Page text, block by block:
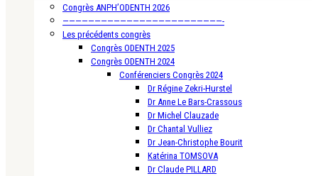
Congrès ANPH’ODENTH 2026
—————————————————————————-
Les précédents congrès
Congrès ODENTH 2025
Congrès ODENTH 2024
Conférenciers Congrès 2024
Dr Régine Zekri-Hurstel
Dr Anne Le Bars-Crassous
Dr Michel Clauzade
Dr Chantal Vulliez
Dr Jean-Christophe Bourit
Katérina TOMSOVA
Dr Claude PILLARD